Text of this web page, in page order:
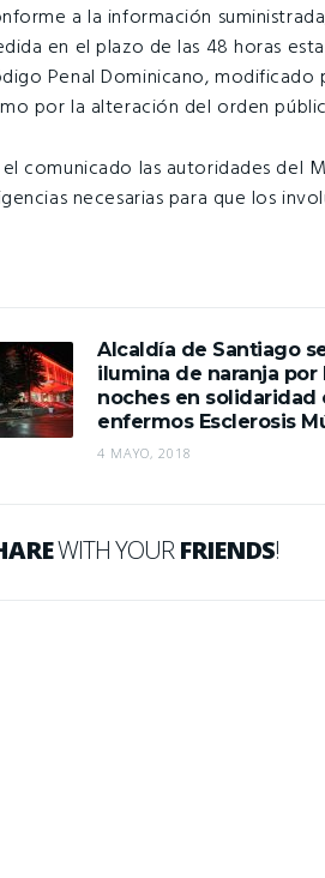
a la información
en el plazo de las 48 horas
Penal Dominicano,
por la alteración del orden
el comunicado las autoridades del
necesarias para que los
Alcaldía de Santiago
ilumina de naranja por
noches en solidaridad
enfermos Esclerosis
4 MAYO, 2018
WITH YOURFRIENDS!